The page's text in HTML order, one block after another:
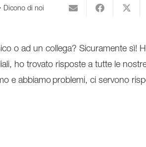
Dicono di noi
o ad un collega? Sicuramente sì!
ho trovato risposte a tutte le
e abbiamo problemi, ci servono